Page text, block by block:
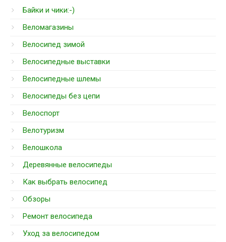
Байки и чики:-)
Веломагазины
Велосипед зимой
Велосипедные выставки
Велосипедные шлемы
Велосипеды без цепи
Велоспорт
Велотуризм
Велошкола
Деревянные велосипеды
Как выбрать велосипед
Обзоры
Ремонт велосипеда
Уход за велосипедом